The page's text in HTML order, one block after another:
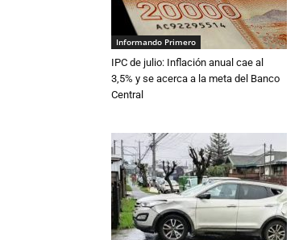
Informando Primero
IPC de julio: Inflación anual cae al
3,5% y se acerca a la meta del Banco
Central